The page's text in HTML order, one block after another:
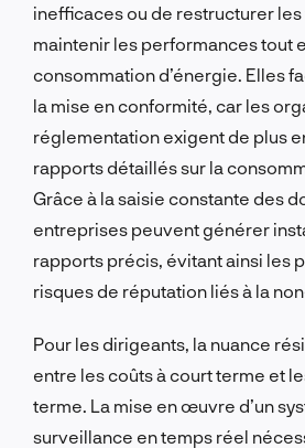
inefficaces ou de restructurer
maintenir les performances tout
consommation d’énergie. Elles
la mise en conformité, car les
réglementation exigent de plus
rapports détaillés sur la
Grâce à la saisie constante des
entreprises peuvent générer
rapports précis, évitant ainsi les
risques de réputation liés à la
Pour les dirigeants, la nuance
entre les coûts à court terme et
terme. La mise en œuvre d’un
surveillance en temps réel